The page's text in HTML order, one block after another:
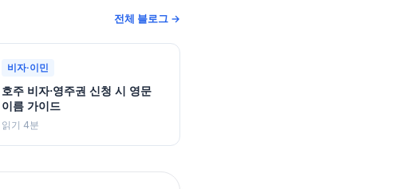
전체 블로그 →
비자·이민
호주 비자·영주권 신청 시 영문
이름 가이드
읽기 4분